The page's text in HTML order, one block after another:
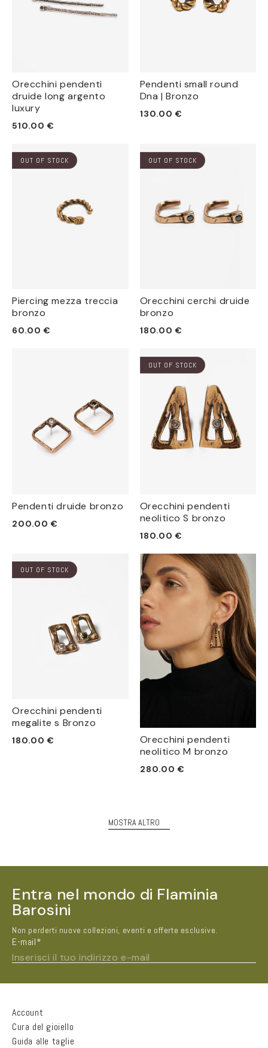
Orecchini pendenti
druide long argento
luxury
Prezzo
listino
510.00 €
Pendenti small round
Dna | Bronzo
Prezzo
130.00 €
Piercing mezza treccia
bronzo
Prezzo
60.00 €
OUT OF STOCK
Orecchini cerchi druide
bronzo
Prezzo
listino
180.00 €
OUT OF STOCK
Pendenti druide bronzo
Prezzo
200.00 €
Orecchini pendenti
neolitico S bronzo
Prezzo
listino
180.00 €
OUT OF STOCK
Orecchini pendenti
megalite s Bronzo
Prezzo
180.00 €
OUT OF STOCK
Orecchini pendenti
neolitico M bronzo
Prezzo
280.00 €
MOSTRA ALTRO
Entra nel mondo di Flaminia
Barosini
Non perderti nuove collezioni, eventi e offerte esclusive.
E-mail*
Inserisci il tuo indirizzo e-mail
Account
Cura del gioiello
Guida alle taglie